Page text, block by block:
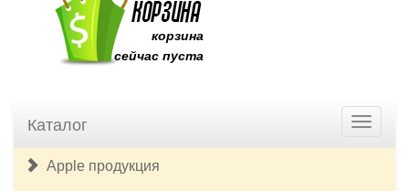
корзина
сейчас пуста
Каталог
Apple продукция